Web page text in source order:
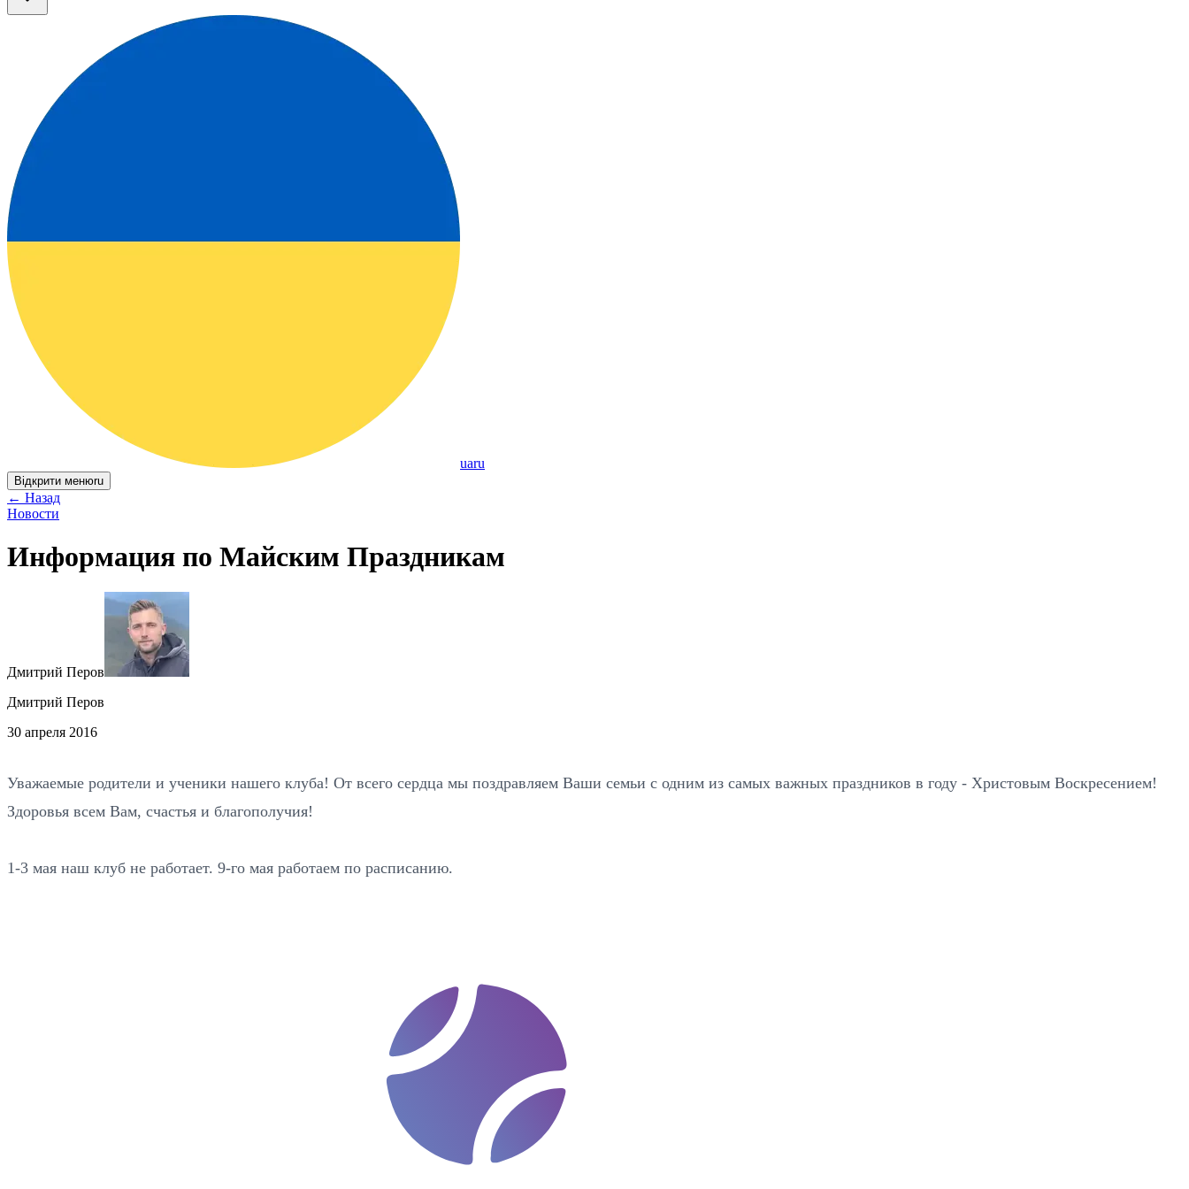
uaru
Відкрити менюru
← Назад
Новости
Информация по Майским Праздникам
Дмитрий Перов
Дмитрий Перов
30 апреля 2016
Уважаемые родители и ученики нашего клуба! От всего сердца мы поздравляем Ваши семьи с одним из самых важных праздников в году - Христовым Воскресением!
Здоровья всем Вам, счастья и благополучия!
1-3 мая наш клуб не работает. 9-го мая работаем по расписанию.